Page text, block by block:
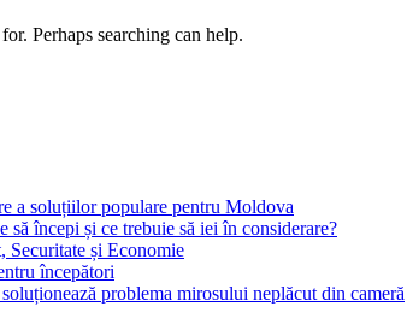
Perhaps searching can help.
a soluțiilor populare pentru Moldova
începi și ce trebuie să iei în considerare?
Securitate și Economie
începători
problema mirosului neplăcut din cameră